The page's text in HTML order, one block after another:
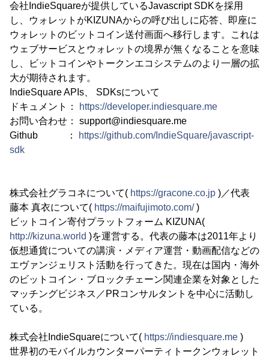
会社IndieSquareが提供しているJavascript SDKを採用
し、ウォレットがKIZUNAからの呼び出しに応答、即座に
ウォレットのビットコイン送付画面へ移行します。これは
ウェブサービスとウォレットの境界が無くなることを意味
し、ビットコインやトークンエコシステムのより一層の拡
大が期待されます。
IndieSquare APIs、 SDKsについて
ドキュメント：
https://developer.indiesquare.me
お問い合わせ： support@indiesquare.me
Github ：
https://github.com/IndieSquare/javascript-
sdk
株式会社グラコネについて( https://gracone.co.jp )／代表
藤本 真衣について( https://maifujimoto.com/)
ビットコイン寄付プラットフォーム KIZUNA(
http://kizuna.world )を運営する。代表の藤本は2011年より
仮想通貨についての講演・メディア運営・動画配信などの
エヴァンジェリスト活動を行ってきた。現在は国内・海外
のビットコイン・ブロックチェーン関連企業を対象とした
マッチングビジネス／PRコンサルタントを中心に活動し
ている。
株式会社IndieSquareについて( https://indiesquare.me )
世界初のモバイルカウンターパーティトークンウォレット